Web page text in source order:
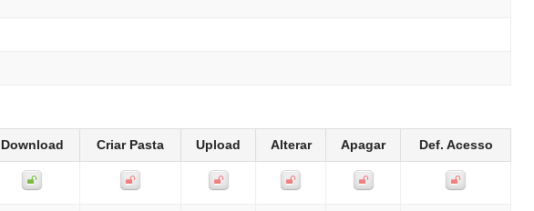
Download Criar Pasta Upload Alterar Apagar Def. Acesso